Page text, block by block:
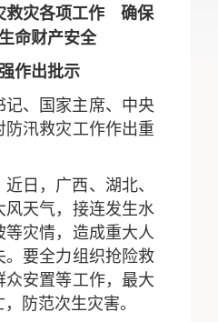
救灾各项工作 确保
命财产安全
作出批示
记、国家主席、中央
汛救灾工作作出重
日，广西、湖北、
天气，接连发生水
灾情，造成重大人
。要全力组织抢险救
安置等工作，最大
防范次生灾害。